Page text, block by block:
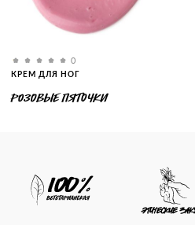
0
КРЕМ ДЛЯ НОГ
РОЗОВЫЕ ПЯТОЧКИ